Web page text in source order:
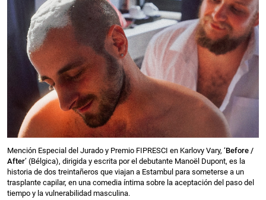
Mención Especial del Jurado y Premio FIPRESCI en Karlovy Vary, ‘Before /
After’ (Bélgica), dirigida y escrita por el debutante Manoël Dupont, es la
historia de dos treintañeros que viajan a Estambul para someterse a un
trasplante capilar, en una comedia íntima sobre la aceptación del paso del
tiempo y la vulnerabilidad masculina.